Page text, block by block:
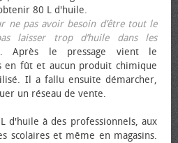
80 L d'huile.
ne pas avoir besoin d’être tout le
laisser trop d’huile dans les
Après le pressage vient le
en fût et aucun produit chimique
Il a fallu ensuite démarcher,
un réseau de vente.
d'huile à des professionnels, aux
scolaires et même en magasins.